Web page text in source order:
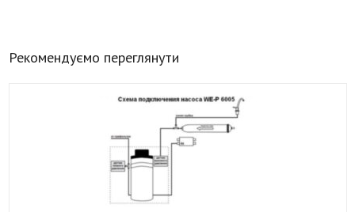
Рекомендуємо переглянути